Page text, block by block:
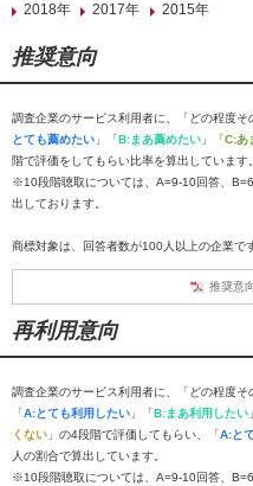
2018年
2017年 2015年
推奨意向
調査企業のサービス利用者に、「どの程度
とても薦めたい 」「B:まあ薦めたい 」「C:あ
階で評価をしてもらい比率を算出しています。
※10段階聴取については、A=9-10回答、
出しております。
商標対象は、回答者数が100人以上の企業で
推奨意
再利用意向
調査企業のサービス利用者に、「どの程度
「A:とても利用したい 」「B:まあ利用したい
くない 」の4段階で評価してもらい、「A:と
人の割合で算出しています。
※10段階聴取については、A=9-10回答、